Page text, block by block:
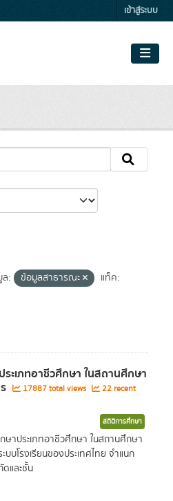
เข้าสู่ระบบ
ล: ข้อมูลสาธารณะ
แท็ค:
ะเภทอาชีวศึกษา ในสถานศึกษา
17887 total views
22 recent
สถิติการศึกษา
ษาประเภทอาชีวศึกษา ในสถานศึกษา
บโรงเรียนของประเทศไทย จำแนก
และชั้น